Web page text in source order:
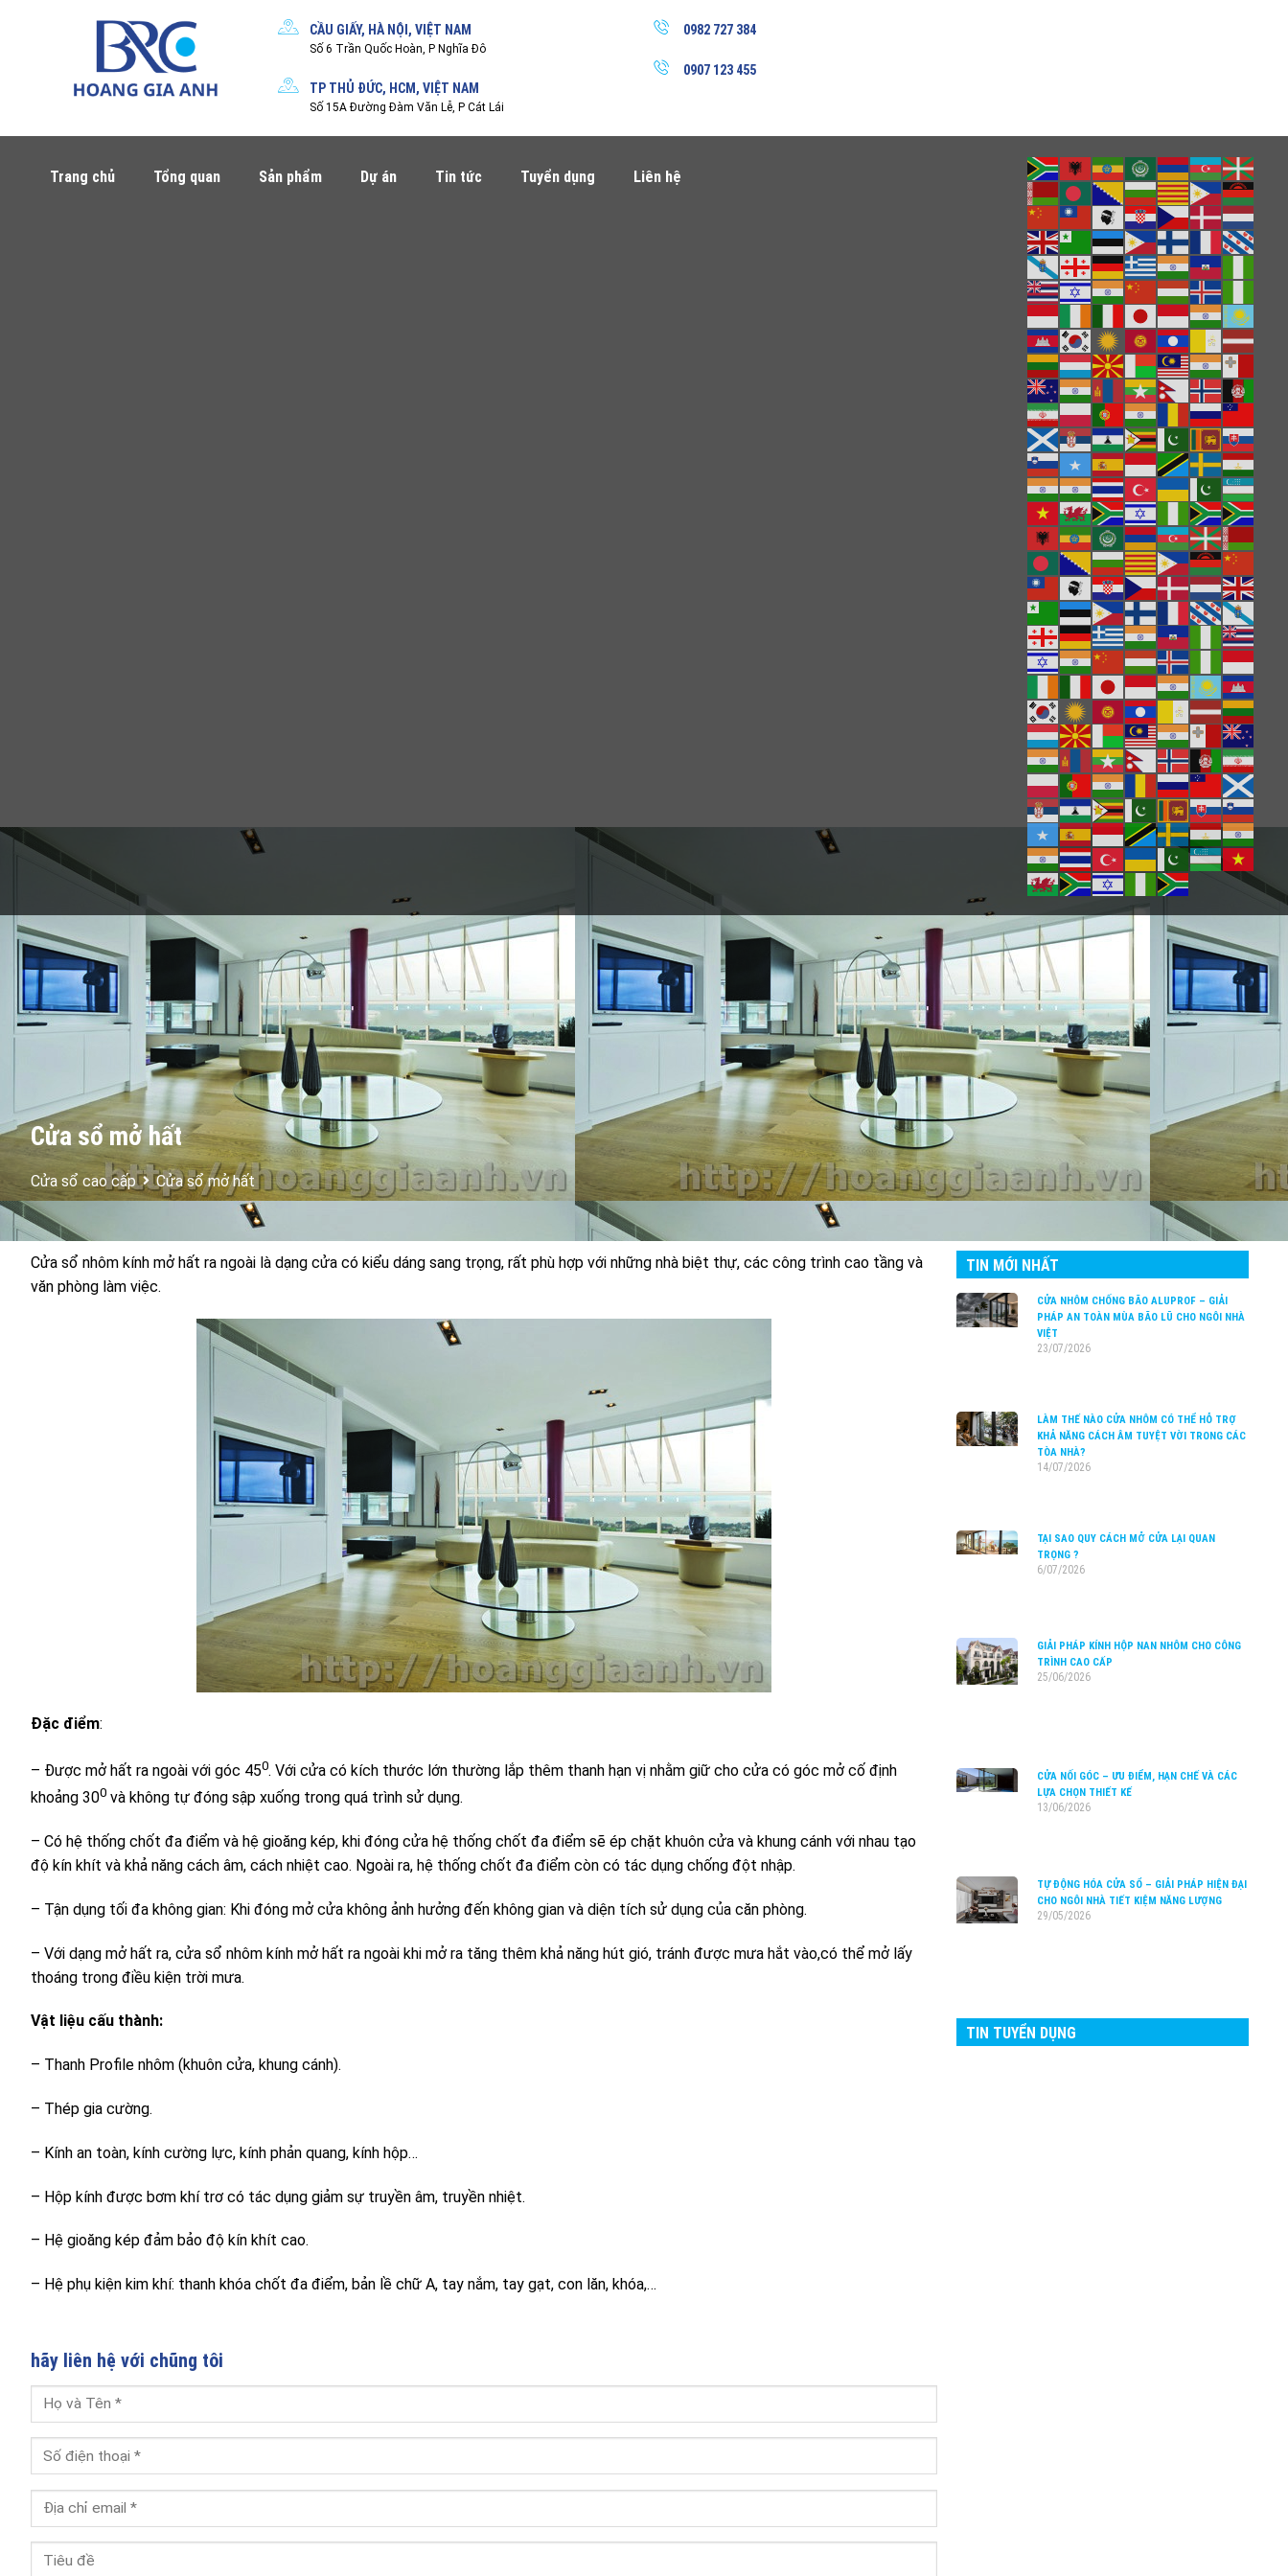
CẦU GIẤY, HÀ NỘI, VIỆT NAM
Số 6 Trần Quốc Hoàn, P Nghĩa Đô
TP THỦ ĐỨC, HCM, VIỆT NAM
Số 15A Đường Đàm Văn Lễ, P Cát Lái
0982 727 384
0907 123 455
Trang chủ Tổng quan Sản phẩm Dự án Tin tức Tuyển dụng Liên hệ
Cửa sổ mở hất
Cửa sổ cao cấp Cửa sổ mở hất
Cửa sổ nhôm kính mở hất ra ngoài là dạng cửa có kiểu dáng sang trọng, rất phù hợp với những nhà biệt thự, các công trình cao tầng và
văn phòng làm việc.
Đặc điểm:
– Được mở hất ra ngoài với góc 450. Với cửa có kích thước lớn thường lắp thêm thanh hạn vị nhằm giữ cho cửa có góc mở cố định
khoảng 300 và không tự đóng sập xuống trong quá trình sử dụng.
– Có hệ thống chốt đa điểm và hệ gioăng kép, khi đóng cửa hệ thống chốt đa điểm sẽ ép chặt khuôn cửa và khung cánh với nhau tạo
độ kín khít và khả năng cách âm, cách nhiệt cao. Ngoài ra, hệ thống chốt đa điểm còn có tác dụng chống đột nhập.
– Tận dụng tối đa không gian: Khi đóng mở cửa không ảnh hưởng đến không gian và diện tích sử dụng của căn phòng.
– Với dạng mở hất ra, cửa sổ nhôm kính mở hất ra ngoài khi mở ra tăng thêm khả năng hút gió, tránh được mưa hắt vào,có thể mở lấy
thoáng trong điều kiện trời mưa.
Vật liệu cấu thành:
– Thanh Profile nhôm (khuôn cửa, khung cánh).
– Thép gia cường.
– Kính an toàn, kính cường lực, kính phản quang, kính hộp…
– Hộp kính được bơm khí trơ có tác dụng giảm sự truyền âm, truyền nhiệt.
– Hệ gioăng kép đảm bảo độ kín khít cao.
– Hệ phụ kiện kim khí: thanh khóa chốt đa điểm, bản lề chữ A, tay nắm, tay gạt, con lăn, khóa,…
hãy liên hệ với chũng tôi
TIN MỚI NHẤT
CỬA NHÔM CHỐNG BÃO ALUPROF – GIẢI
PHÁP AN TOÀN MÙA BÃO LŨ CHO NGÔI NHÀ
VIỆT
23/07/2026
LÀM THẾ NÀO CỬA NHÔM CÓ THỂ HỖ TRỢ
KHẢ NĂNG CÁCH ÂM TUYỆT VỜI TRONG CÁC
TÒA NHÀ?
14/07/2026
TẠI SAO QUY CÁCH MỞ CỬA LẠI QUAN
TRỌNG ?
6/07/2026
GIẢI PHÁP KÍNH HỘP NAN NHÔM CHO CÔNG
TRÌNH CAO CẤP
25/06/2026
CỬA NỐI GÓC – ƯU ĐIỂM, HẠN CHẾ VÀ CÁC
LỰA CHỌN THIẾT KẾ
13/06/2026
TỰ ĐỘNG HÓA CỬA SỔ – GIẢI PHÁP HIỆN ĐẠI
CHO NGÔI NHÀ TIẾT KIỆM NĂNG LƯỢNG
29/05/2026
TIN TUYỂN DỤNG